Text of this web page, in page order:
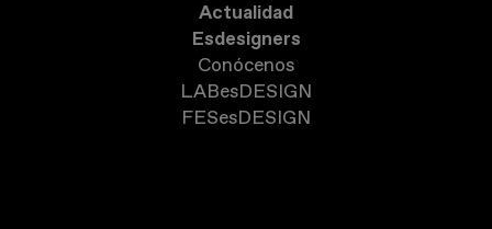
Actualidad
Esdesigners
Conócenos
LABesDESIGN
FESesDESIGN